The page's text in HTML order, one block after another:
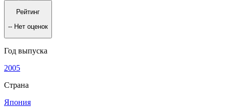
Рейтинг
-- Нет оценок
Год выпуска
2005
Страна
Япония